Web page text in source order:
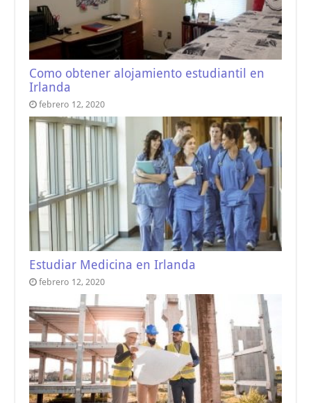
Como obtener alojamiento estudiantil en
Irlanda
febrero 12, 2020
Estudiar Medicina en Irlanda
febrero 12, 2020